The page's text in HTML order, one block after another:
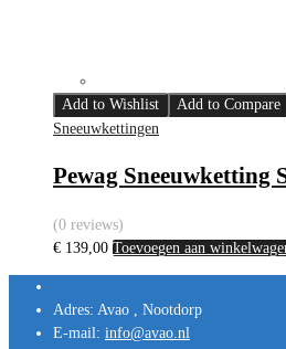
Add to Wishlist
Add to Compare
Sneeuwkettingen
Pewag Sneeuwketting
(0 reviews)
€ 139,00 Toevoegen aan
Adres: Avao , Nootdorp
E-mail: info@avao.nl